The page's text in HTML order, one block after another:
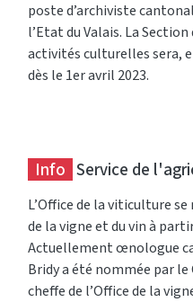
poste d’archiviste
l’Etat du Valais. La
activités culturelles sera,
dès le 1er avril 2023.
Info Service de
L’Office de la viticulture
de la vigne et du vin à
Actuellement œnologue
Bridy a été nommée par le
cheffe de l’Office de la